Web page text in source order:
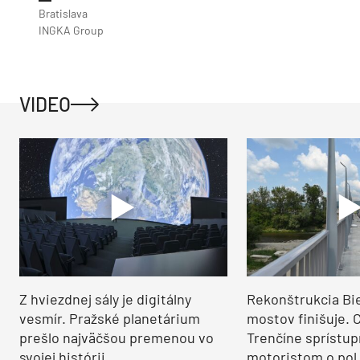
Bratislava
INGKA Group
VIDEO
Z hviezdnej sály je digitálny
vesmír. Pražské planetárium
prešlo najväčšou premenou vo
Rekonštrukcia
mostov finišuje.
Trenčíne